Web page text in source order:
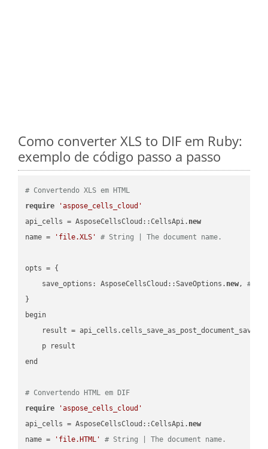
Como converter XLS to DIF em Ruby:
exemplo de código passo a passo
# Convertendo XLS em HTML
require
'aspose_cells_cloud'
api_cells = AsposeCellsCloud::CellsApi. new
name =
'file.XLS' # String | The document name.
opts = {
    save_options: AsposeCellsCloud::SaveOptions.
new, #
}
begin
result =
    p result
end
# Convertendo HTML em DIF
require
'aspose_cells_cloud'
api_cells = AsposeCellsCloud::CellsApi. new
name =
'file.HTML' # String | The document name.